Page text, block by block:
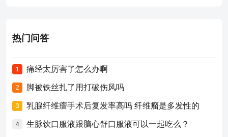
热门问答
1 痛经太厉害了怎么办啊
2 脚被铁丝扎了用打破伤风吗
3 乳腺纤维瘤手术后复发率高吗 纤维瘤是多发性的
4 生脉饮口服液跟脑心舒口服液可以一起吃么？